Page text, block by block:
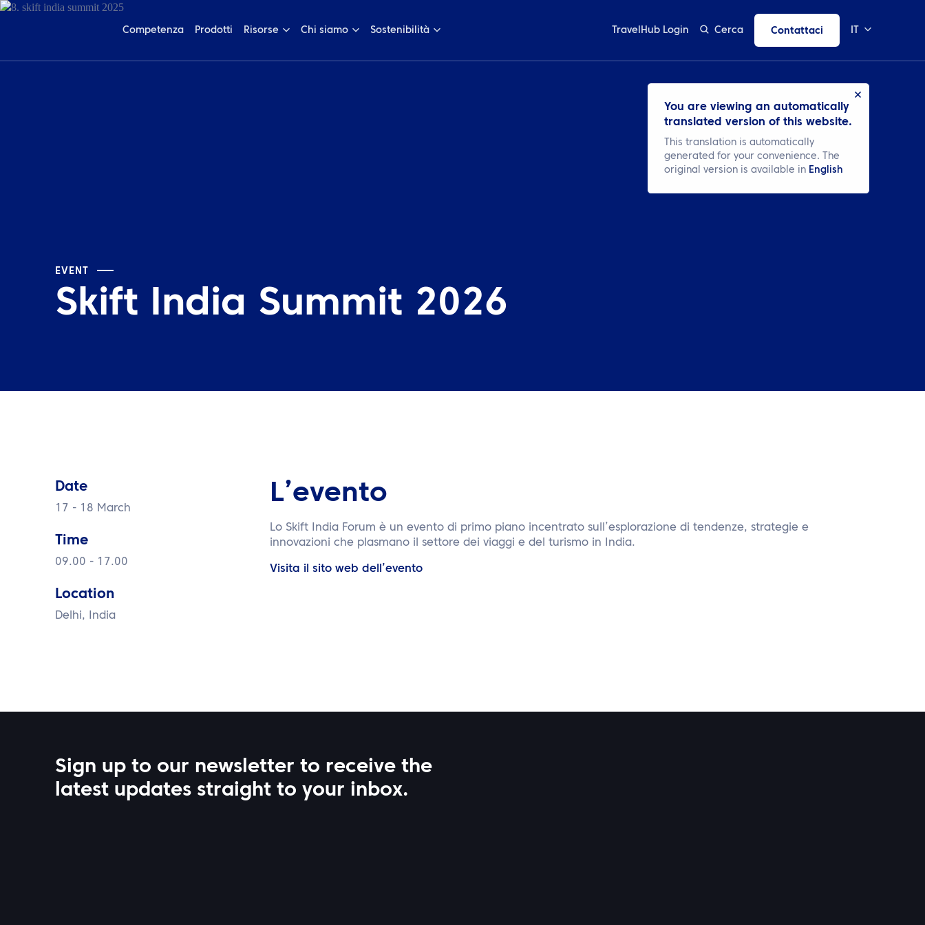
Competenza Prodotti Risorse Chi siamo Sostenibilità TravelHub Login Cerca Contattaci IT
You are viewing an automatically
translated version of this website.
This translation is automatically
generated for your convenience. The
original version is available in English
EVENT
Skift India Summit 2026
Date
17 - 18 March
Time
09.00 - 17.00
Location
Delhi, India
L’evento
Lo Skift India Forum è un evento di primo piano incentrato sull’esplorazione di tendenze, strategie e
innovazioni che plasmano il settore dei viaggi e del turismo in India.
Visita il sito web dell’evento
Sign up to our newsletter to receive the
latest updates straight to your inbox.